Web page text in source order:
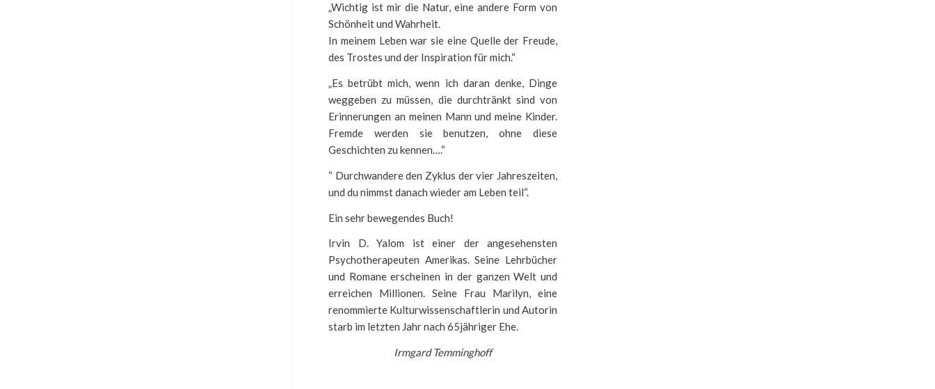
„Wichtig ist mir die Natur, eine andere Form von
Schönheit und Wahrheit.
In meinem Leben war sie eine Quelle der Freude,
des Trostes und der Inspiration für mich.“
„Es betrübt mich, wenn ich daran denke, Dinge
weggeben zu müssen, die durchtränkt sind von
Erinnerungen an meinen Mann und meine Kinder.
Fremde werden sie benutzen, ohne diese
Geschichten zu kennen….“
“ Durchwandere den Zyklus der vier Jahreszeiten,
und du nimmst danach wieder am Leben teil“.
Ein sehr bewegendes Buch!
Irvin D. Yalom ist einer der angesehensten
Psychotherapeuten Amerikas. Seine Lehrbücher
und Romane erscheinen in der ganzen Welt und
erreichen Millionen. Seine Frau Marilyn, eine
renommierte Kulturwissenschaftlerin und Autorin
starb im letzten Jahr nach 65jähriger Ehe.
Irmgard Temminghoff